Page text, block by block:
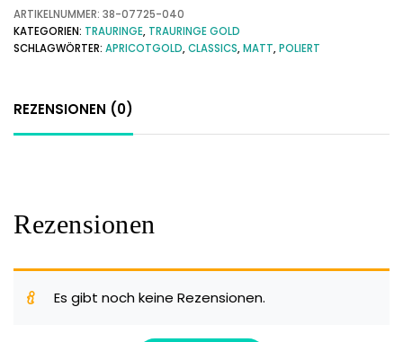
ARTIKELNUMMER: 38-07725-040
KATEGORIEN: TRAURINGE, TRAURINGE GOLD
SCHLAGWÖRTER: APRICOTGOLD,CLASSICS,MATT,POLIERT
REZENSIONEN (0)
Rezensionen
Es gibt noch keine Rezensionen.